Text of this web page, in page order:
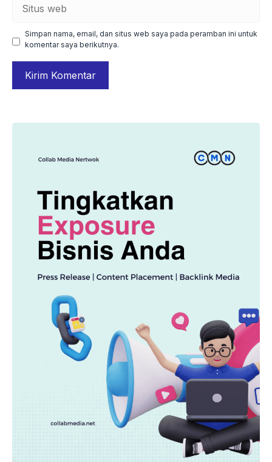
Simpan nama, email, dan situs web saya pada peramban ini untuk
komentar saya berikutnya.